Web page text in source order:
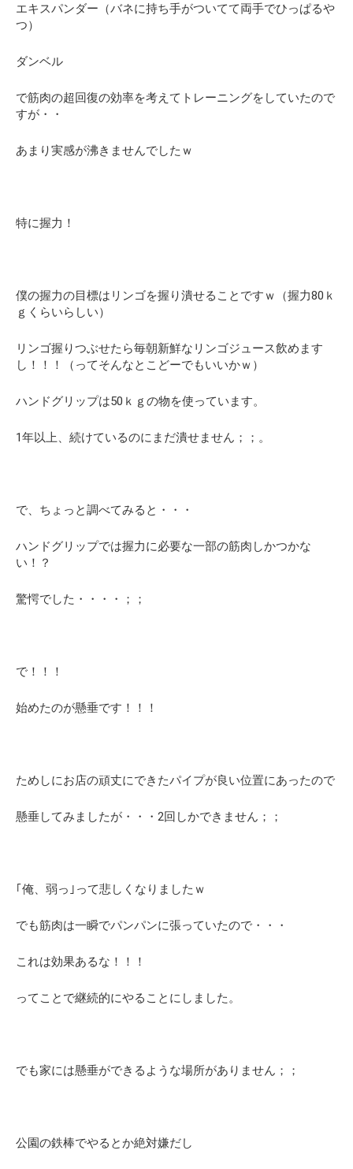
エキスパンダー（バネに持ち手がついてて両手でひっぱるや
つ）
ダンベル
で筋肉の超回復の効率を考えてトレーニングをしていたので
すが・・
あまり実感が沸きませんでしたｗ
特に握力！
僕の握力の目標はリンゴを握り潰せることですｗ（握力80ｋ
ｇくらいらしい）
リンゴ握りつぶせたら毎朝新鮮なリンゴジュース飲めます
し！！！（ってそんなとこどーでもいいかｗ）
ハンドグリップは50ｋｇの物を使っています。
1年以上、続けているのにまだ潰せません；；。
で、ちょっと調べてみると・・・
ハンドグリップでは握力に必要な一部の筋肉しかつかな
い！？
驚愕でした・・・・；；
で！！！
始めたのが懸垂です！！！
ためしにお店の頑丈にできたパイプが良い位置にあったので
懸垂してみましたが・・・2回しかできません；；
｢俺、弱っ｣って悲しくなりましたｗ
でも筋肉は一瞬でパンパンに張っていたので・・・
これは効果あるな！！！
ってことで継続的にやることにしました。
でも家には懸垂ができるような場所がありません；；
公園の鉄棒でやるとか絶対嫌だし